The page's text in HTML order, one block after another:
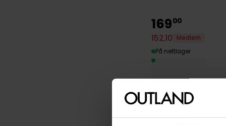
16900
152,10
Medlem
På nettlager